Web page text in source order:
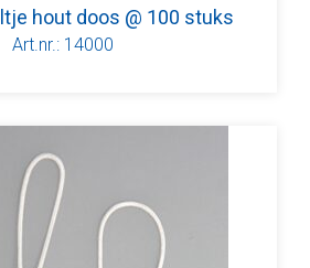
hout doos @ 100 stuks
Art.nr.: 14000